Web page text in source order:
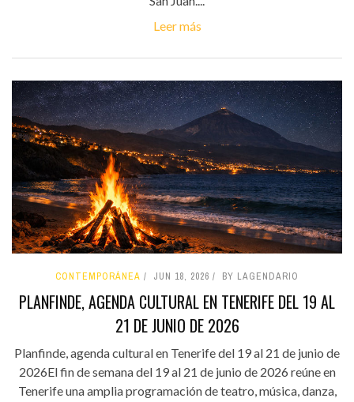
Leer más
CONTEMPORÁNEA JUN 18, 2026 BY LAGENDARIO
PLANFINDE, AGENDA CULTURAL EN TENERIFE DEL 19 AL
21 DE JUNIO DE 2026
Planfinde, agenda cultural en Tenerife del 19 al 21 de junio de
2026El fin de semana del 19 al 21 de junio de 2026 reúne en
Tenerife una amplia programación de teatro, música, danza,